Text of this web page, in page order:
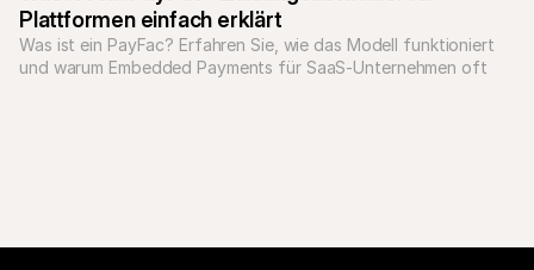
Plattformen einfach erklärt
Was ist ein PayFac? Erfahren Sie, wie das Modell funktioniert
und warum Embedded Payments für SaaS-Unternehmen oft